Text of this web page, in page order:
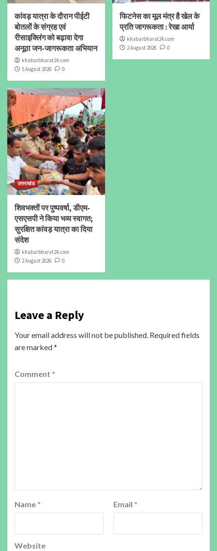
कांवड़ यात्रा के दौरान पीईटी
बोतलों के संग्रह एवं
रीसाइक्लिंग को बढ़ावा देगा
अनूठा जन-जागरूकता अभियान
khabarbharat24.com
5 August 2026
0
फिटनेस का मूल मंत्र है खेल के
प्रति जागरूकता : रेखा आर्या
khabarbharat24.com
2 August 2026
0
उत्तराखंड
शिवभक्तों पर पुष्पवर्षा, डीएम-
एसएसपी ने किया भव्य स्वागत;
सुरक्षित कांवड़ यात्रा का दिया
संदेश
khabarbharat24.com
2 August 2026
0
Leave a Reply
Your email address will not be published. Required fields
are marked*
Comment *
Name * Email *
Website